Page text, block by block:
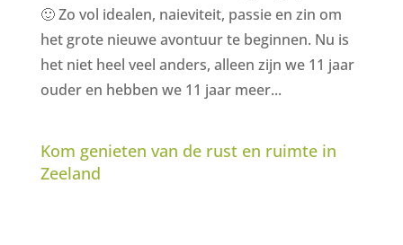
🙂 Zo vol idealen, naieviteit, passie en zin om
het grote nieuwe avontuur te beginnen. Nu is
het niet heel veel anders, alleen zijn we 11 jaar
ouder en hebben we 11 jaar meer...
Kom genieten van de rust en ruimte in
Zeeland